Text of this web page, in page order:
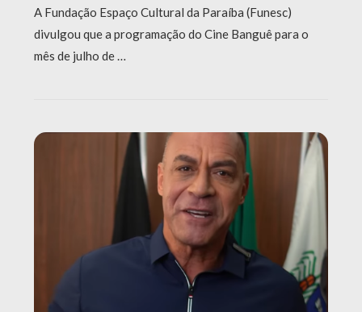
A Fundação Espaço Cultural da Paraíba (Funesc)
divulgou que a programação do Cine Banguê para o
mês de julho de …